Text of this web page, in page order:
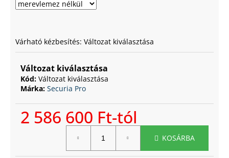
Várható kézbesítés: Változat kiválasztása
Változat kiválasztása
Kód: Változat kiválasztása
Márka: Securia Pro
2 586 600 Ft-tól
KOSÁRBA